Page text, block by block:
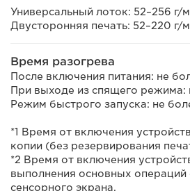
Универсальный лоток: 52–256 г/
Двусторонняя печать: 52–220 г/
Время разогрева
После включения питания: не
При выходе из спящего режима:
Режим быстрого запуска: не
*1 Время от включения
копии (без резервирования
*2 Время от включения
выполнения основных
сенсорного экрана.